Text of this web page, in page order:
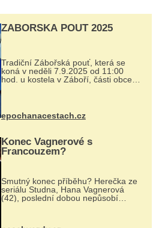
ZÁBOŘSKÁ POUŤ 2025
Tradiční Zábořská pouť, která se
koná v neděli 7.9.2025 od 11:00
hod. u kostela v Záboří, části obce
Kly u Mělníka. V programu naleznete
komentovanou prohlídku kostela,
epochanacestach.cz
Konec Vagnerové s
Francouzem?
Smutný konec příběhu? Herečka ze
seriálu Studna, Hana Vagnerová
(42), poslední dobou nepůsobí